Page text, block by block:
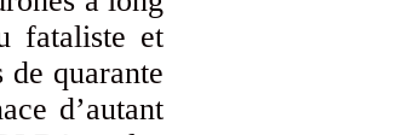
fataliste et
quarante
d’autant